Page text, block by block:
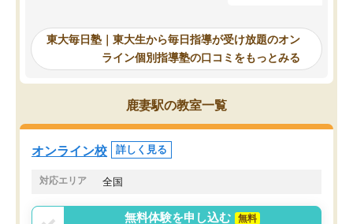
東大毎日塾にたどり着きました。学習
の長期計画や日々の勉強のやり方につ
いて客観的なアドバイスをいただけた
ので、自信をもって受験勉強を進める
ことができました。自分のように勉強
のやり方や進捗管理で苦労している方
には特におすすめしたい塾です。
東大毎日塾｜東大生から毎日指導が受け放題のオン
ライン個別指導塾の口コミをもっとみる
鹿妻駅の教室一覧
オンライン校 詳しく見る
対応エリア 全国
無料体験を申し込む 無料